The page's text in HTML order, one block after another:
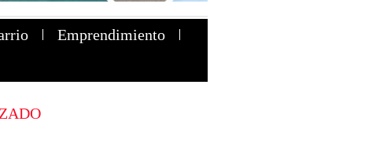
Emprendimiento